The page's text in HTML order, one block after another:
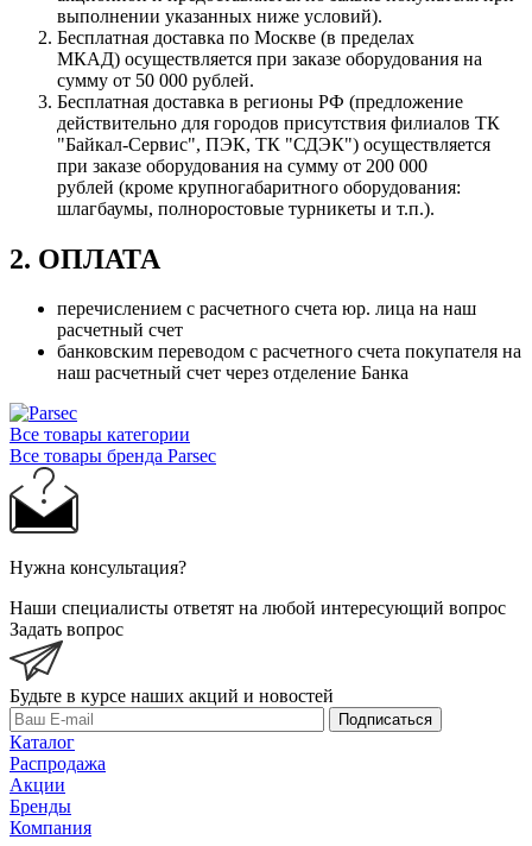
выполнении указанных ниже условий).
Бесплатная доставка по Москве (в пределах
МКАД) осуществляется при заказе оборудования на
сумму от 50 000 рублей.
Бесплатная доставка в регионы РФ (предложение
действительно для городов присутствия филиалов ТК
"Байкал-Сервис", ПЭК, ТК "СДЭК") осуществляется
при заказе оборудования на сумму от 200 000
рублей (кроме крупногабаритного оборудования:
шлагбаумы, полноростовые турникеты и т.п.).
2. ОПЛАТА
перечислением с расчетного счета юр. лица на наш
расчетный счет
банковским переводом с расчетного счета покупателя на
наш расчетный счет через отделение Банка
Все товары категории
Все товары бренда Parsec
Нужна консультация?
Наши специалисты ответят на любой интересующий вопрос
Задать вопрос
Будьте в курсе наших акций и новостей
Подписаться
Каталог
Распродажа
Акции
Бренды
Компания